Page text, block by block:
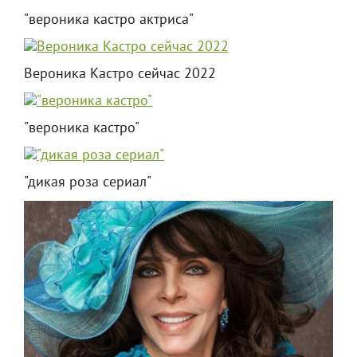
"вероника кастро актриса"
Вероника Кастро сейчас 2022
"вероника кастро"
"дикая роза сериал"